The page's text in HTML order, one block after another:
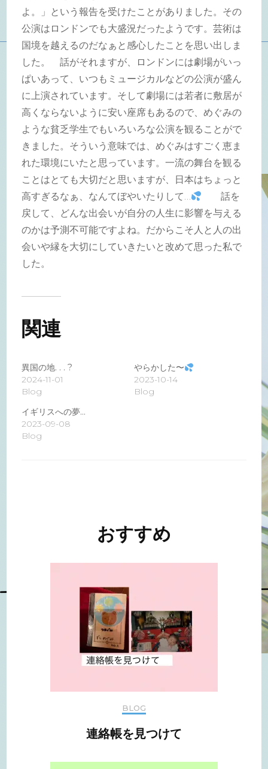
よ。」という報告を受けたことがありました。その
公演はロンドンでも大盛況だったようです。芸術は
国境を越えるのだなぁと感心したことを思い出しま
した。 話がそれますが、ロンドンには劇場がいっ
ぱいあって、いつもミュージカルなどの公演が盛ん
に上演されています。そして劇場には若者に敷居が
高くならないように安い座席もあるので、めぐみの
ような貧乏学生でもいろいろな公演を観ることがで
きました。そういう意味では、めぐみはすごく恵ま
れた環境にいたと思っています。一流の舞台を観る
ことはとても大切だと思いますが、日本はちょっと
高すぎるなぁ、なんてぼやいたりして…
話を
戻して、どんな出会いが自分の人生に影響を与える
のかは予測不可能ですよね。だからこそ人と人の出
会いや縁を大切にしていきたいと改めて思った私で
した。
関連
異国の地. . . ?
2024-11-01
Blog
やらかした〜
2023-10-14
Blog
イギリスへの夢…
2023-09-08
Blog
おすすめ
BLOG
連絡帳を見つけて